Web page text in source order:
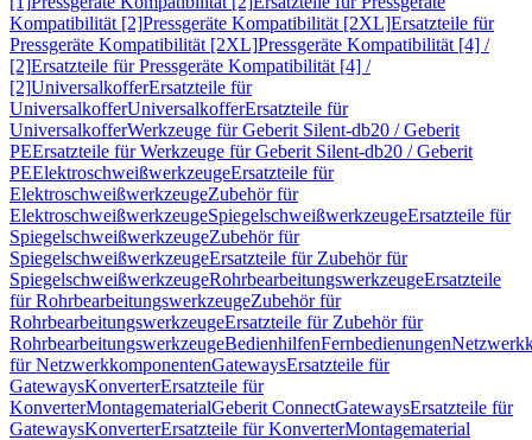
Kompatibilität [2]Pressgeräte Kompatibilität [2XL]Ersatzteile für
Pressgeräte Kompatibilität [2XL]Pressgeräte Kompatibilität [4] /
[2]Ersatzteile für Pressgeräte Kompatibilität [4] /
[2]UniversalkofferErsatzteile für
UniversalkofferUniversalkofferErsatzteile für
UniversalkofferWerkzeuge für Geberit Silent-db20 / Geberit
PEErsatzteile für Werkzeuge für Geberit Silent-db20 / Geberit
PEElektroschweißwerkzeugeErsatzteile für
ElektroschweißwerkzeugeZubehör für
ElektroschweißwerkzeugeSpiegelschweißwerkzeugeErsatzteile für
SpiegelschweißwerkzeugeZubehör für
SpiegelschweißwerkzeugeErsatzteile für Zubehör für
SpiegelschweißwerkzeugeRohrbearbeitungswerkzeugeErsatzteile
für RohrbearbeitungswerkzeugeZubehör für
RohrbearbeitungswerkzeugeErsatzteile für Zubehör für
RohrbearbeitungswerkzeugeBedienhilfenFernbedienungen
für NetzwerkkomponentenGatewaysErsatzteile für
GatewaysKonverterErsatzteile für
KonverterMontagematerialGeberit ConnectGatewaysErsatzteile für
GatewaysKonverterErsatzteile für KonverterMontagematerial